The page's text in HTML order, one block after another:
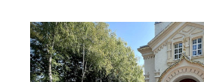
побажавши йому міцного здоров’я,
допомоги, миру, духовної радості
благословенних успіхів у
архіпастирському служінні. […]